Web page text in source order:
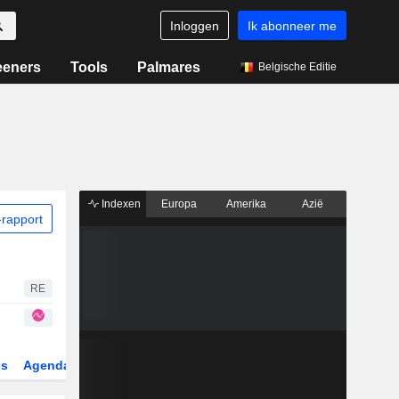
Inloggen Ik abonneer me
Tools Palmares Belgische Editie
RE
Agenda
Indexen Europa Amerika Azië